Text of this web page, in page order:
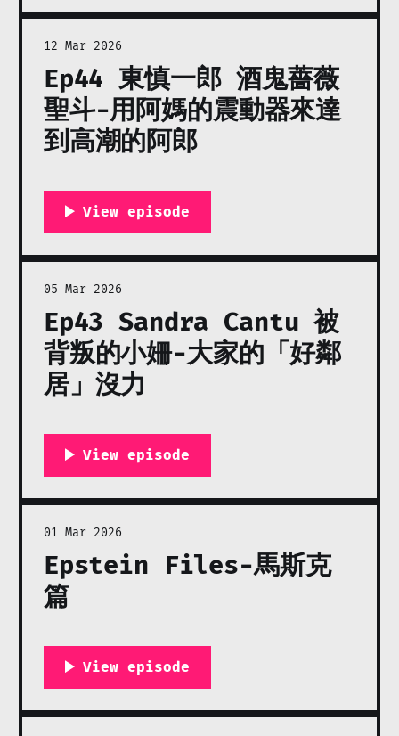
Ep44 東慎一郎 酒鬼薔薇
聖斗-用阿媽的震動器來達
到高潮的阿郎
12 Mar 2026
Ep43 Sandra Cantu 被
背叛的小姍-大家的「好鄰
居」沒力
05 Mar 2026
Epstein Files-馬斯克
篇
01 Mar 2026